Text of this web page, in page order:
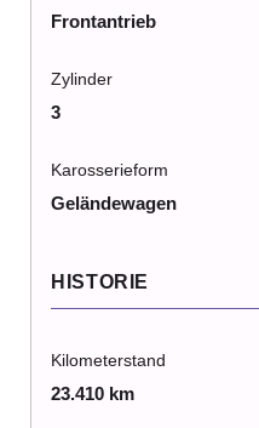
Frontantrieb
Zylinder
3
Karosserieform
Geländewagen
HISTORIE
Kilometerstand
23.410 km